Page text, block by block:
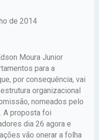
de 2014
Moura Junior
para a
por consequência, vai
organizacional
nomeados pelo
A proposta foi
dia 26 agora e
vão onerar a folha